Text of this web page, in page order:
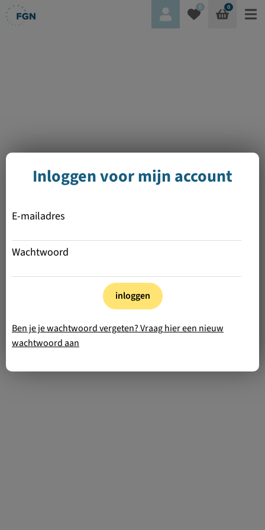
0 0
Inloggen voor mijn account
E-mailadres
Wachtwoord
inloggen
Ben je je wachtwoord vergeten? Vraag hier een nieuw
wachtwoord aan